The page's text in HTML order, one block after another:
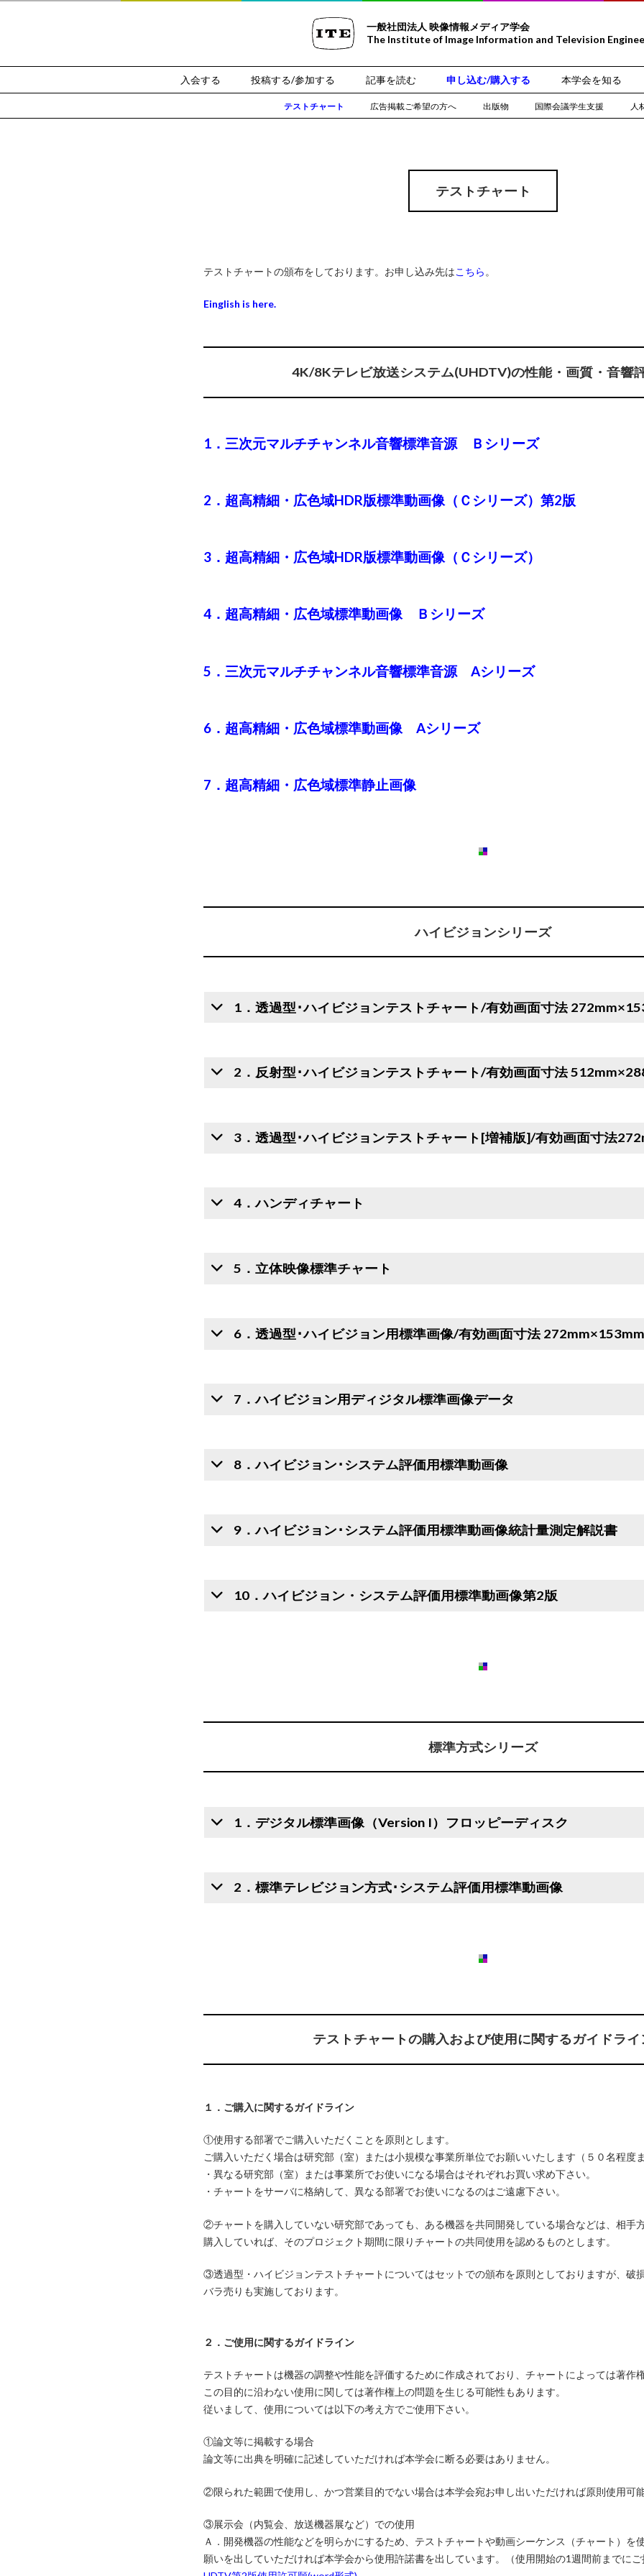
一般社団法人 映像情報メディア学会
The Institute of Image Information and Television
入会する 投稿する/参加する 記事を読む 申し込む/購入する
テストチャート 広告掲載ご希望の方へ 出版物 国際会議学生支援 人
本学会を知る
テストチャート
テストチャートの頒布をしております。お申し込み先はこちら 。
Einglish is here.
4K/8Kテレビ放送システム(UHDTV)の性能・画質・音響
1．三次元マルチチャンネル音響標準音源 Ｂシリーズ
2．超高精細・広色域HDR版標準動画像（Ｃシリーズ）第2版
3．超高精細・広色域HDR版標準動画像（Ｃシリーズ）
4．超高精細・広色域標準動画像 Ｂシリーズ
5．三次元マルチチャンネル音響標準音源 Aシリーズ
6．超高精細・広色域標準動画像 Aシリーズ
7．超高精細・広色域標準静止画像
ハイビジョンシリーズ
1．透過型･ハイビジョンテストチャート/有効画面寸法
2．反射型･ハイビジョンテストチャート/有効画面寸法
3．透過型･ハイビジョンテストチャート[増補版]/有効画面寸法
4．ハンディチャート
5．立体映像標準チャート
6．透過型･ハイビジョン用標準画像/有効画面寸法
7．ハイビジョン用ディジタル標準画像データ
8．ハイビジョン･システム評価用標準動画像
9．ハイビジョン･システム評価用標準動画像統計量測定解説書
10．ハイビジョン・システム評価用標準動画像第2版
標準方式シリーズ
1．デジタル標準画像（Version I）フロッピーディスク
2．標準テレビジョン方式･システム評価用標準動画像
テストチャートの購入および使用に関するガイドライ
１．ご購入に関するガイドライン
①使用する部署でご購入いただくことを原則とします。
ご購入いただく場合は研究部（室）または小規模な事業所単位でお願いいたします（５０名程度
・異なる研究部（室）または事業所でお使いになる場合はそれぞれお買い求め下さい。
・チャートをサーバに格納して、異なる部署でお使いになるのはご遠慮下さい。
②チャートを購入していない研究部であっても、ある機器を共同開発している場合などは、相手
購入していれば、そのプロジェクト期間に限りチャートの共同使用を認めるものとします。
③透過型・ハイビジョンテストチャートについてはセットでの頒布を原則としておりますが、破
バラ売りも実施しております。
２．ご使用に関するガイドライン
テストチャートは機器の調整や性能を評価するために作成されており、チャートによっては著作
この目的に沿わない使用に関しては著作権上の問題を生じる可能性もあります。
従いまして、使用については以下の考え方でご使用下さい。
①論文等に掲載する場合
論文等に出典を明確に記述していただければ本学会に断る必要はありません。
②限られた範囲で使用し、かつ営業目的でない場合は本学会宛お申し出いただければ原則使用可
③展示会（内覧会、放送機器展など）での使用
Ａ．開発機器の性能などを明らかにするため、テストチャートや動画シーケンス（チャート）を
願いを出していただければ本学会から使用許諾書を出しています。（使用開始の1週間前までに